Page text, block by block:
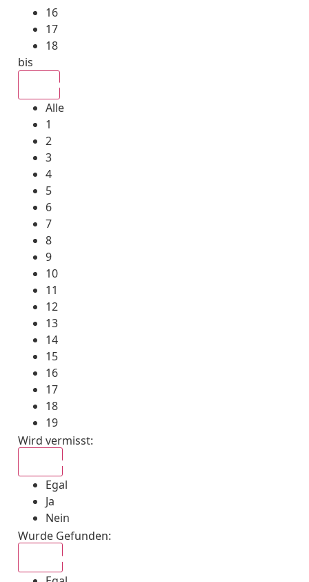
16
17
18
bis
Alle
1
2
3
4
5
6
7
8
9
10
11
12
13
14
15
16
17
18
19
Wird vermisst:
Egal
Ja
Nein
Wurde Gefunden: